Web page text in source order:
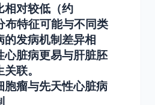
相对较低（约
布特征可能与不同类
的发病机制差异相
心脏病更易与肝脏胚
联。
胞瘤与先天性心脏病